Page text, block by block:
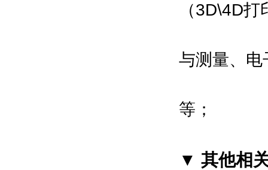
（3D\4D
与测量、电
等；
▼ 其他相